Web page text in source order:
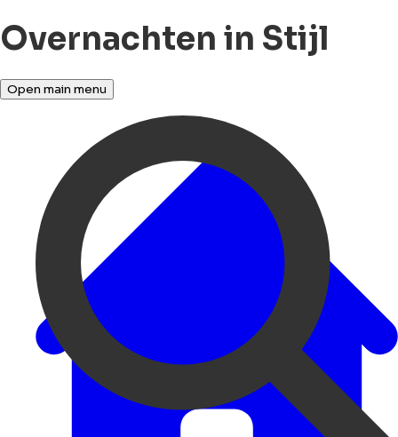
Overnachten in Stijl
Open main menu